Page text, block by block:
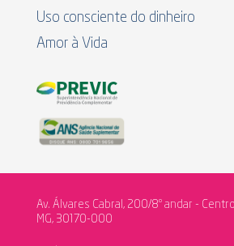
Uso consciente do dinheiro
Amor à Vida
Av. Álvares Cabral, 200/8º andar -
MG, 30170-000